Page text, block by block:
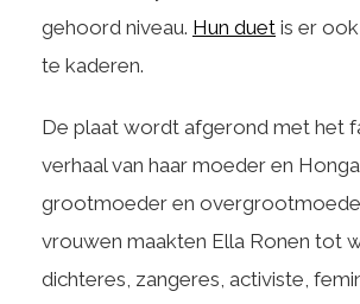
gehoord niveau. Hun duet is er
te kaderen.
De plaat wordt afgerond met het
verhaal van haar moeder en
grootmoeder en
vrouwen maakten Ella Ronen tot
dichteres, zangeres, activiste,